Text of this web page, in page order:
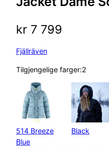
kr 7 799
Fjällräven
Tilgjengelige farger:2
514 Breeze
Blue
Black